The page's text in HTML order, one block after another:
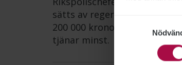
sätts av regeringen, visar
200 000 kronor i månaden –
tjänar minst.